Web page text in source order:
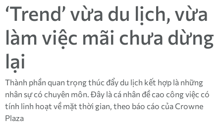
‘Trend’ vừa du lịch, vừa
làm việc mãi chưa dừng
lại
Thành phần quan trọng thúc đẩy du lịch kết hợp là những
nhân sự có chuyên môn. Đây là cá nhân đề cao công việc có
tính linh hoạt về mặt thời gian, theo báo cáo của Crowne
Plaza